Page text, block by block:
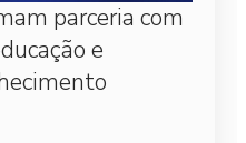
parceria com
e